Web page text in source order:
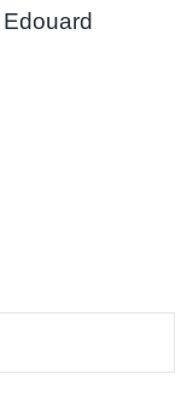
Edouard